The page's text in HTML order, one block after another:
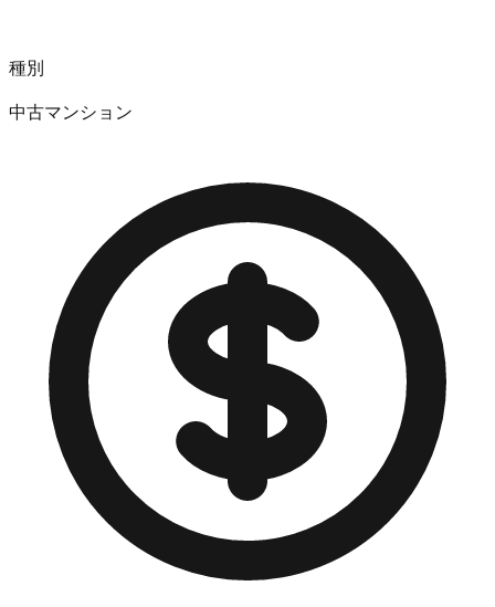
種別
中古マンション